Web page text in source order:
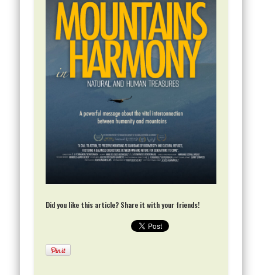
Did you like this article? Share it with your friends!